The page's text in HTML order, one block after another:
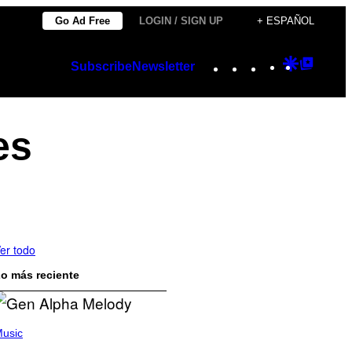
Go Ad Free LOGIN / SIGN UP + ESPAÑOL
SubscribeNewsletter Instagram
TikTok
YouTube
Google
todo
más reciente